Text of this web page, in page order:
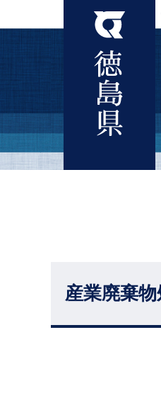
産業廃棄